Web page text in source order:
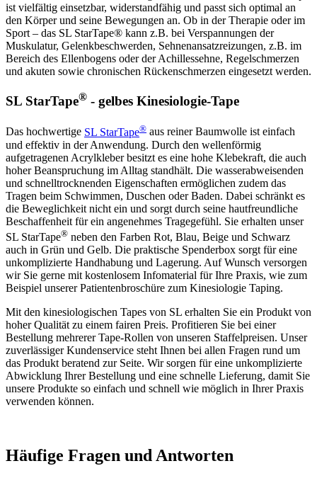
ist vielfältig einsetzbar, widerstandfähig und passt sich optimal an
den Körper und seine Bewegungen an. Ob in der Therapie oder im
Sport – das SL StarTape® kann z.B. bei Verspannungen der
Muskulatur, Gelenkbeschwerden, Sehnenansatzreizungen, z.B. im
Bereich des Ellenbogens oder der Achillessehne, Regelschmerzen
und akuten sowie chronischen Rückenschmerzen eingesetzt werden.
SL StarTape® - gelbes Kinesiologie-Tape
Das hochwertige SL StarTape® aus reiner Baumwolle ist einfach
und effektiv in der Anwendung. Durch den wellenförmig
aufgetragenen Acrylkleber besitzt es eine hohe Klebekraft, die auch
hoher Beanspruchung im Alltag standhält. Die wasserabweisenden
und schnelltrocknenden Eigenschaften ermöglichen zudem das
Tragen beim Schwimmen, Duschen oder Baden. Dabei schränkt es
die Beweglichkeit nicht ein und sorgt durch seine hautfreundliche
Beschaffenheit für ein angenehmes Tragegefühl. Sie erhalten unser
SL StarTape® neben den Farben Rot, Blau, Beige und Schwarz
auch in Grün und Gelb. Die praktische Spenderbox sorgt für eine
unkomplizierte Handhabung und Lagerung. Auf Wunsch versorgen
wir Sie gerne mit kostenlosem Infomaterial für Ihre Praxis, wie zum
Beispiel unserer Patientenbroschüre zum Kinesiologie Taping.
Mit den kinesiologischen Tapes von SL erhalten Sie ein Produkt von
hoher Qualität zu einem fairen Preis. Profitieren Sie bei einer
Bestellung mehrerer Tape-Rollen von unseren Staffelpreisen. Unser
zuverlässiger Kundenservice steht Ihnen bei allen Fragen rund um
das Produkt beratend zur Seite. Wir sorgen für eine unkomplizierte
Abwicklung Ihrer Bestellung und eine schnelle Lieferung, damit Sie
unsere Produkte so einfach und schnell wie möglich in Ihrer Praxis
verwenden können.
Häufige Fragen und Antworten